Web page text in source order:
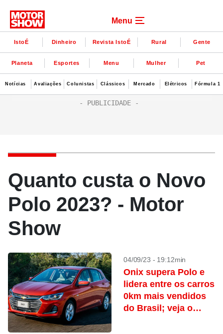
Menu
IstoÉ Dinheiro Revista IstoÉ Rural Gente
Planeta Esportes Menu Mulher Pet
Notícias Avaliações Colunistas Clássicos Mercado Elétricos Fórmula 1
Quanto custa o Novo
Polo 2023? - Motor
Show
04/09/23 - 19:12min
Onix supera Polo e
lidera entre os carros
0km mais vendidos
do Brasil; veja o